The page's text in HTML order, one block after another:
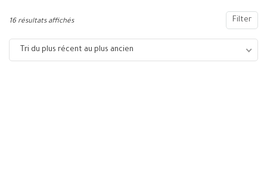
Filter
16 résultats affichés
Tri du plus récent au plus ancien